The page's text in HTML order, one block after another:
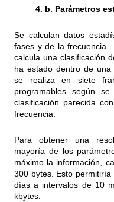
4. b. Parámetros
Se calculan datos
fases y de la
calcula una clasificación
ha estado dentro de una
se realiza en siete
programables según
clasificación parecida
frecuencia.
Para obtener una
mayoría de los
máximo la información,
300 bytes. Esto
días a intervalos de 10
kbytes.